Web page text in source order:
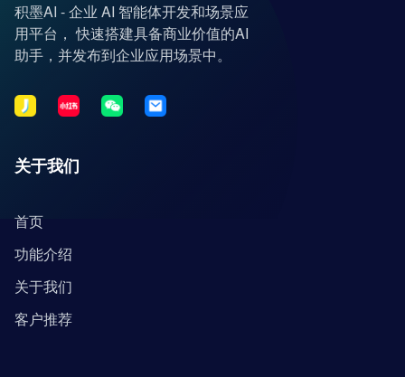
积墨AI - 企业 AI 智能体开发和场景应
用平台， 快速搭建具备商业价值的AI
助手，并发布到企业应用场景中。
关于我们
首页
功能介绍
关于我们
客户推荐